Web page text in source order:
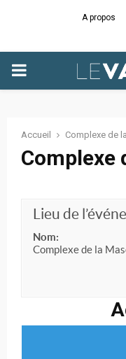
A propos
PRIMARY
Accueil Complexe de
Complexe
Lieu de
Nom:
Complexe de la